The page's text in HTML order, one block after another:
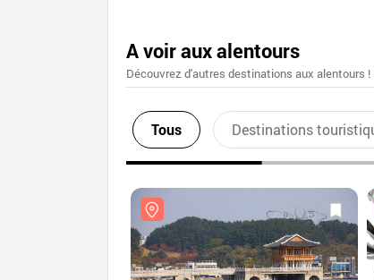
A voir aux alentours
Découvrez d'autres destinations aux alentours
Tous Destinations